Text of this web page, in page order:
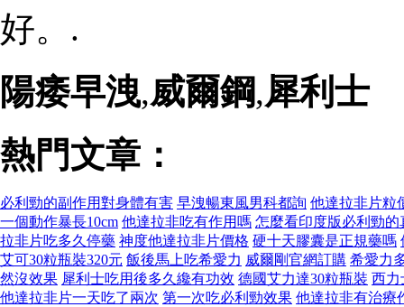
好。.
陽痿早洩,威爾鋼,犀利士
熱門文章：
必利勁的副作用對身體有害 早洩暢東風男科都詢 他達拉非片粒
一個動作暴長10cm 他達拉非吃有作用嗎 怎麼看印度版必利勁的
拉非片吃多久停藥 神度他達拉非片價格 硬十天膠囊是正規藥嗎
艾可30粒瓶裝320元 飯後馬上吃希愛力 威爾剛官網訂購 希愛力
然沒效果 犀利士吃用後多久纔有功效 德國艾力達30粒瓶裝 西力
他達拉非片一天吃了兩次 第一次吃必利勁效果 他達拉非有治療